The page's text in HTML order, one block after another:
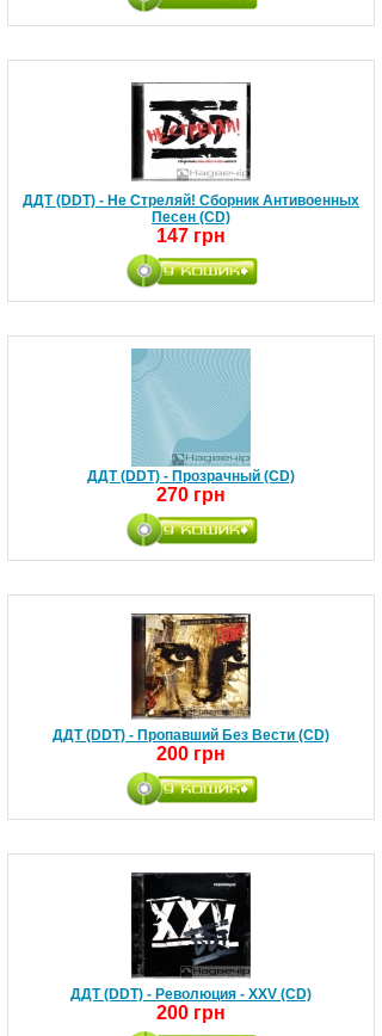
ДДТ (DDT) - Не Стреляй! Сборник Антивоенных
Песен (CD)
147 грн
ДДТ (DDT) - Прозрачный (CD)
270 грн
ДДТ (DDT) - Пропавший Без Вести (CD)
200 грн
ДДТ (DDT) - Революция - XXV (CD)
200 грн